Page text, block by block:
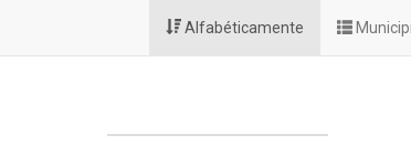
Alfabéticamente